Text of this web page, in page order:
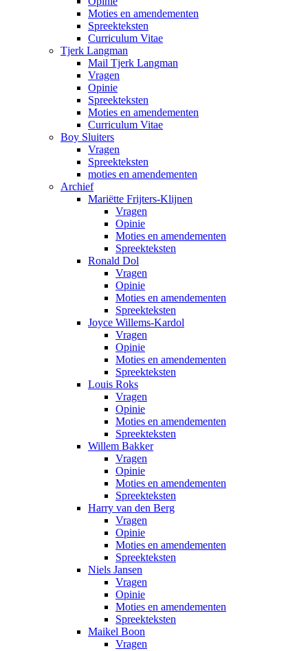
Moties en amendementen
Spreekteksten
Curriculum Vitae
Tjerk Langman
Mail Tjerk Langman
Vragen
Opinie
Spreekteksten
Moties en amendementen
Curriculum Vitae
Boy Sluiters
Vragen
Spreekteksten
moties en amendementen
Archief
Mariëtte Frijters-Klijnen
Vragen
Opinie
Moties en amendementen
Spreekteksten
Ronald Dol
Vragen
Opinie
Moties en amendementen
Spreekteksten
Joyce Willems-Kardol
Vragen
Opinie
Moties en amendementen
Spreekteksten
Louis Roks
Vragen
Opinie
Moties en amendementen
Spreekteksten
Willem Bakker
Vragen
Opinie
Moties en amendementen
Spreekteksten
Harry van den Berg
Vragen
Opinie
Moties en amendementen
Spreekteksten
Niels Jansen
Vragen
Opinie
Moties en amendementen
Spreekteksten
Maikel Boon
Vragen